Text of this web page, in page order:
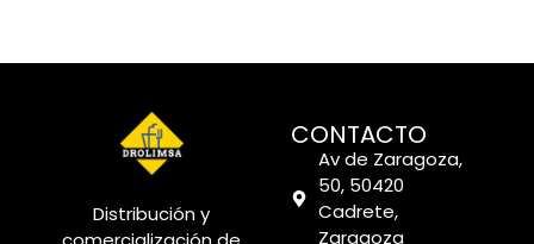
Distribución y
CONTACTO
Av de Zaragoza,
50, 50420
Cadrete,
Zaragoza